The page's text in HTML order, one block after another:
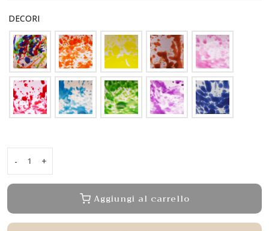
DECORI
-
Piatto
piano
+
Aggiungi al carrello